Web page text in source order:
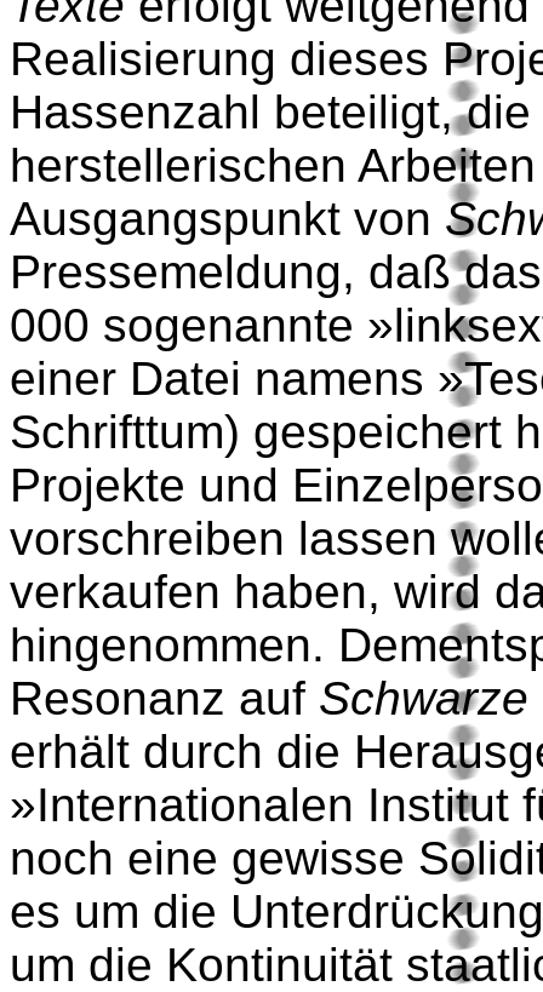
Realisierung dieses
Hassenzahl beteiligt,
herstellerischen
Ausgangspunkt von
Pressemeldung, daß
000 sogenannte
einer Datei namens
Schrifttum) gespeichert
Projekte und
vorschreiben lassen
verkaufen haben, wird
hingenommen.
Resonanz auf
erhält durch die
»Internationalen Institut
noch eine gewisse
es um die
um die Kontinuität